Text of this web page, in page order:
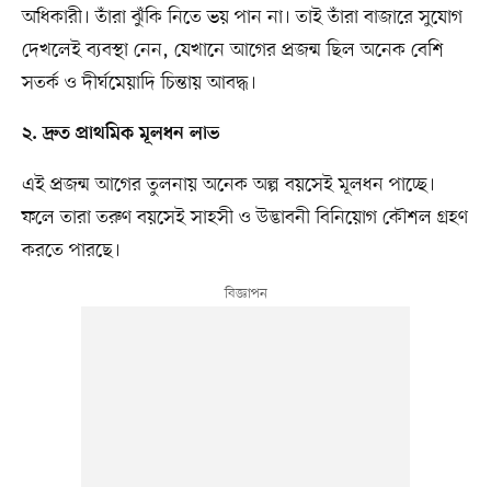
অধিকারী। তাঁরা ঝুঁকি নিতে ভয় পান না। তাই তাঁরা বাজারে সুযোগ
দেখলেই ব্যবস্থা নেন, যেখানে আগের প্রজন্ম ছিল অনেক বেশি
সতর্ক ও দীর্ঘমেয়াদি চিন্তায় আবদ্ধ।
২. দ্রুত প্রাথমিক মূলধন লাভ
এই প্রজন্ম আগের তুলনায় অনেক অল্প বয়সেই মূলধন পাচ্ছে।
ফলে তারা তরুণ বয়সেই সাহসী ও উদ্ভাবনী বিনিয়োগ কৌশল গ্রহণ
করতে পারছে।